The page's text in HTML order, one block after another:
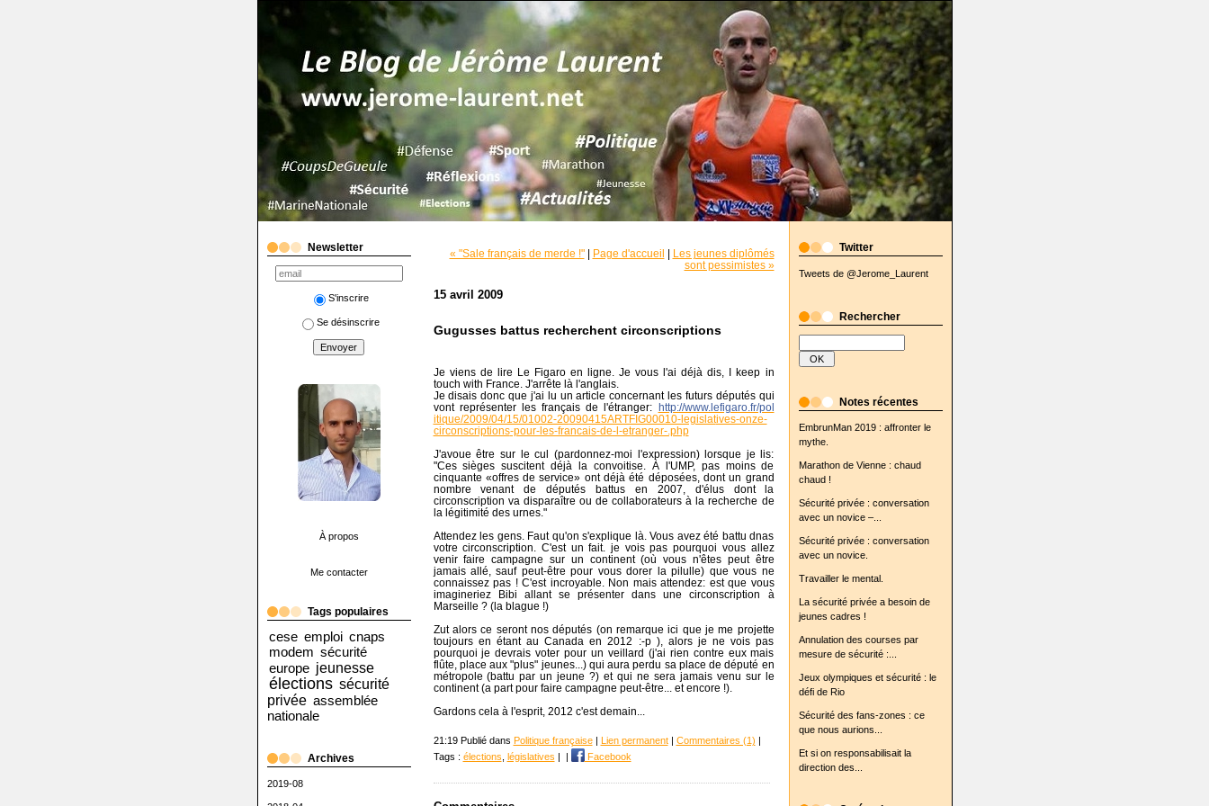
Newsletter
S'inscrire
Se désinscrire
À propos
Me contacter
Tags populaires
cese emploi cnaps
modem sécurité
europe jeunesse
élections sécurité
privée assemblée
nationale
Archives
2019-08
Twitter
Tweets de @Jerome_Laurent
Rechercher
Notes récentes
EmbrunMan 2019 : affronter le
mythe.
Marathon de Vienne : chaud
chaud !
Sécurité privée : conversation
avec un novice –...
Sécurité privée : conversation
avec un novice.
Travailler le mental.
La sécurité privée a besoin de
jeunes cadres !
Annulation des courses par
mesure de sécurité :...
Jeux olympiques et sécurité : le
défi de Rio
Sécurité des fans-zones : ce
que nous aurions...
Et si on responsabilisait la
direction des...
« "Sale français de merde !"| Page d'accueil | Les jeunes diplômés
sont pessimistes »
15 avril 2009
Gugusses battus recherchent circonscriptions
Je viens de lire Le Figaro en ligne. Je vous l'ai déjà dis, I keep in
touch with France. J'arrête là l'anglais.
Je disais donc que j'ai lu un article concernant les futurs députés qui
vont représenter les français de l'étranger: http://www.lefigaro.fr/pol
itique/2009/04/15/01002-20090415ARTFIG00010-legislatives-onze-
circonscriptions-pour-les-francais-de-l-etranger-.php
J'avoue être sur le cul (pardonnez-moi l'expression) lorsque je lis:
"Ces sièges suscitent déjà la convoitise. À l'UMP, pas moins de
cinquante «offres de service» ont déjà été déposées, dont un grand
nombre venant de députés battus en 2007, d'élus dont la
circonscription va disparaître ou de collaborateurs à la recherche de
la légitimité des urnes."
Attendez les gens. Faut qu'on s'explique là. Vous avez été battu dnas
votre circonscription. C'est un fait. je vois pas pourquoi vous allez
venir faire campagne sur un continent (où vous n'êtes peut être
jamais allé, sauf peut-être pour vous dorer la pilulle) que vous ne
connaissez pas ! C'est incroyable. Non mais attendez: est que vous
imagineriez Bibi allant se présenter dans une circonscription à
Marseille ? (la blague !)
Zut alors ce seront nos députés (on remarque ici que je me projette
toujours en étant au Canada en 2012 :-p ), alors je ne vois pas
pourquoi je devrais voter pour un veillard (j'ai rien contre eux mais
flûte, place aux "plus" jeunes...) qui aura perdu sa place de député en
métropole (battu par un jeune ?) et qui ne sera jamais venu sur le
continent (a part pour faire campagne peut-être... et encore !).
Gardons cela à l'esprit, 2012 c'est demain...
21:19 Publié dans Politique française| Lien permanent| Commentaires (1) |
Tags : élections législatives | | Facebook